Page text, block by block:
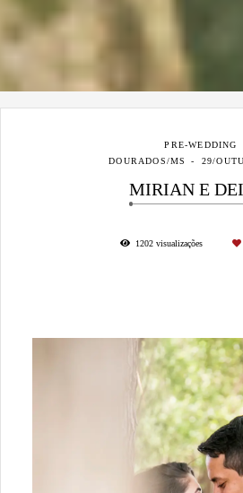
PRE-WEDDING
DOURADOS/MS
29/
MIRIAN E
1202 visualizações